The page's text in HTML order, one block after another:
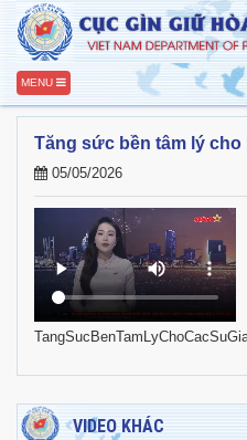
MENU
Tăng sức bền tâm lý
05/05/2026
VIDEO KHÁC